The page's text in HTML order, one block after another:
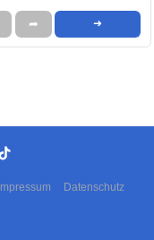
➦ ➜
Impressum Datenschutz